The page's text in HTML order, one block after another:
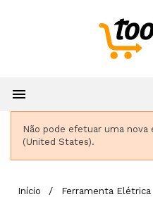

Não pode efetuar uma nova
(United States).
Início Ferramenta Elétrica